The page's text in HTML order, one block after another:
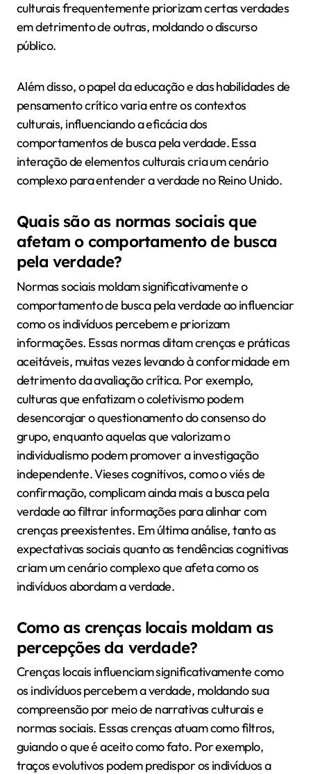
culturais frequentemente priorizam certas verdades
em detrimento de outras, moldando o discurso
público.
Além disso, o papel da educação e das habilidades de
pensamento crítico varia entre os contextos
culturais, influenciando a eficácia dos
comportamentos de busca pela verdade. Essa
interação de elementos culturais cria um cenário
complexo para entender a verdade no Reino Unido.
Quais são as normas sociais que
afetam o comportamento de busca
pela verdade?
Normas sociais moldam significativamente o
comportamento de busca pela verdade ao influenciar
como os indivíduos percebem e priorizam
informações. Essas normas ditam crenças e práticas
aceitáveis, muitas vezes levando à conformidade em
detrimento da avaliação crítica. Por exemplo,
culturas que enfatizam o coletivismo podem
desencorajar o questionamento do consenso do
grupo, enquanto aquelas que valorizam o
individualismo podem promover a investigação
independente. Vieses cognitivos, como o viés de
confirmação, complicam ainda mais a busca pela
verdade ao filtrar informações para alinhar com
crenças preexistentes. Em última análise, tanto as
expectativas sociais quanto as tendências cognitivas
criam um cenário complexo que afeta como os
indivíduos abordam a verdade.
Como as crenças locais moldam as
percepções da verdade?
Crenças locais influenciam significativamente como
os indivíduos percebem a verdade, moldando sua
compreensão por meio de narrativas culturais e
normas sociais. Essas crenças atuam como filtros,
guiando o que é aceito como fato. Por exemplo,
traços evolutivos podem predispor os indivíduos a